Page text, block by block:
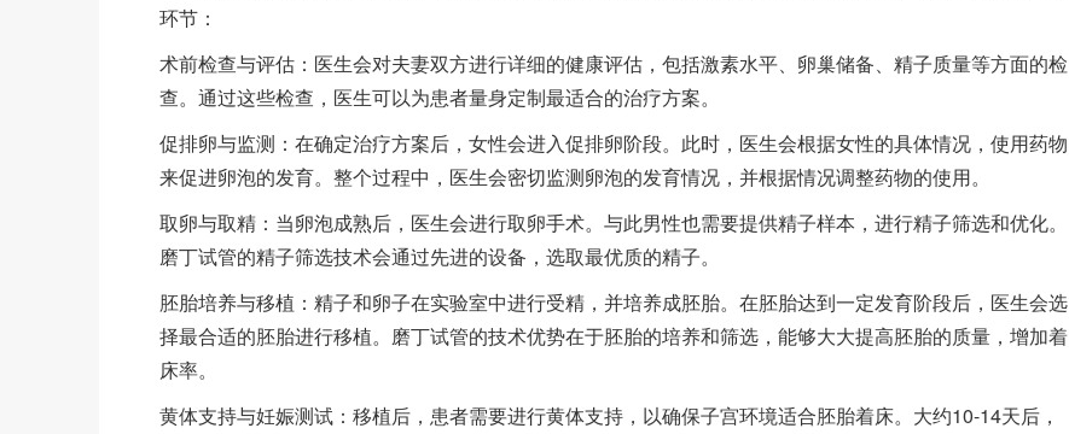
环节：
术前检查与评估：医生会对夫妻双方进行详细的健康评估，包括激素水平、卵巢储备、精子质量等方面的检
查。通过这些检查，医生可以为患者量身定制最适合的治疗方案。
促排卵与监测：在确定治疗方案后，女性会进入促排卵阶段。此时，医生会根据女性的具体情况，使用药物
来促进卵泡的发育。整个过程中，医生会密切监测卵泡的发育情况，并根据情况调整药物的使用。
取卵与取精：当卵泡成熟后，医生会进行取卵手术。与此男性也需要提供精子样本，进行精子筛选和优化。
磨丁试管的精子筛选技术会通过先进的设备，选取最优质的精子。
胚胎培养与移植：精子和卵子在实验室中进行受精，并培养成胚胎。在胚胎达到一定发育阶段后，医生会选
择最合适的胚胎进行移植。磨丁试管的技术优势在于胚胎的培养和筛选，能够大大提高胚胎的质量，增加着
床率。
黄体支持与妊娠测试：移植后，患者需要进行黄体支持，以确保子宫环境适合胚胎着床。大约10-14天后，